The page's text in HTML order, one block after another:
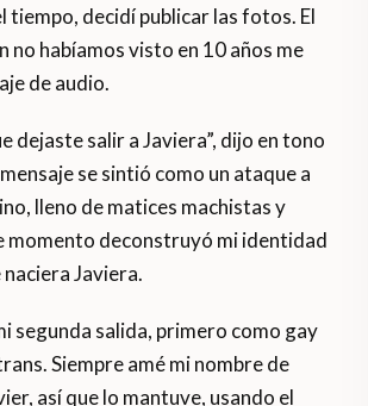
tiempo, decidí publicar las fotos. El
no habíamos visto en 10 años me
de audio.
dejaste salir a Javiera”, dijo en tono
se sintió como un ataque a
lleno de matices machistas y
momento deconstruyó mi identidad
Javiera.
segunda salida, primero como gay
Siempre amé mi nombre de
así que lo mantuve, usando el